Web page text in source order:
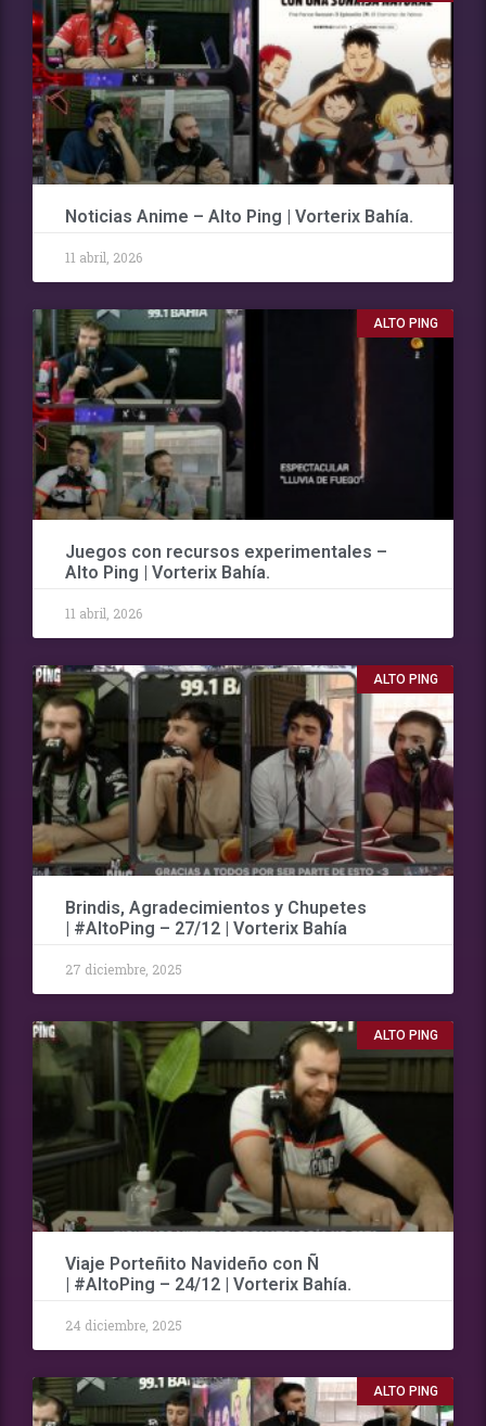
Noticias Anime – Alto Ping | Vorterix Bahía.
11 abril, 2026
ALTO PING
Juegos con recursos experimentales –
Alto Ping | Vorterix Bahía.
11 abril, 2026
ALTO PING
Brindis, Agradecimientos y Chupetes
| #AltoPing – 27/12 | Vorterix Bahía
27 diciembre, 2025
ALTO PING
Viaje Porteñito Navideño con Ñ
| #AltoPing – 24/12 | Vorterix Bahía.
24 diciembre, 2025
ALTO PING